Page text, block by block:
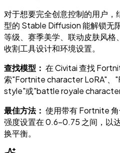
对于想要完全创意控制的用户
型的 Stable Diffusion 能解锁无
等级、赛季美学、联动皮肤风格
收割工具设计和环境设置。
查找模型： 在 Civitai 查找
索"Fortnite character LoRA"、
style"或"battle royale character
最佳方法： 使用带有 Fortnite
强度设置在 0.6–0.75 之间，以
换平衡。